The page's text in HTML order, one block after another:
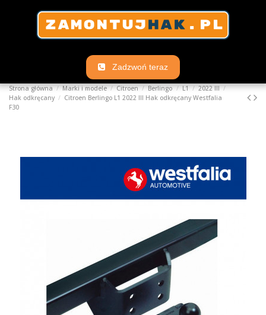
Zadzwoń teraz
Strona główna Marki i modele Citroen Berlingo L1
2022 III
Hak odkręcany
Citroen Berlingo L1 2022 III Hak odkręcany Westfalia
F30